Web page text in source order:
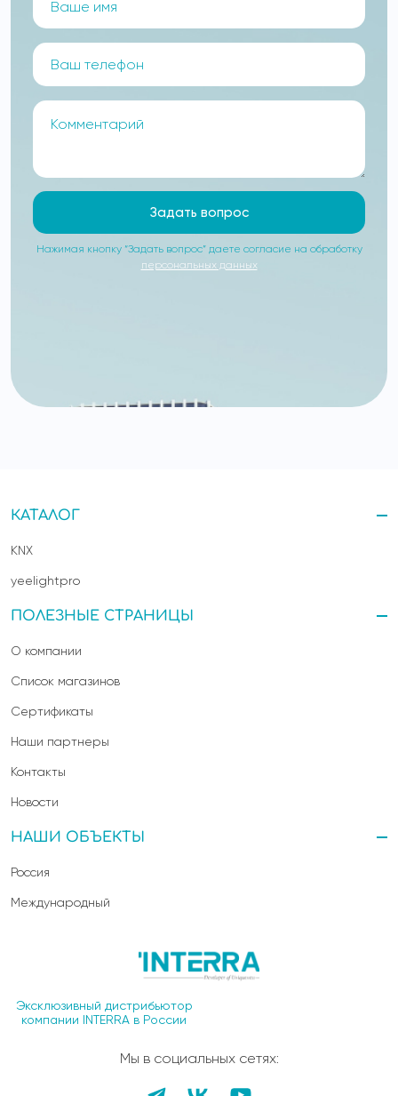
Задать вопрос
Нажимая кнопку “Задать вопрос” даете согласие на обработку
персональных данных
Эксклюзивный дистрибьютор
компании INTERRA в России
Мы в социальных сетях:
ПОЛЕЗНЫЕ СТРАНИЦЫ
О компании
Список магазинов
Сертификаты
Наши партнеры
Контакты
Новости
КАТАЛОГ
KNX
yeelightpro
НАШИ ОБЪЕКТЫ
Россия
Международный